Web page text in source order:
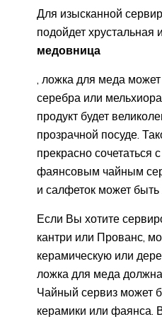
Для изысканной
подойдет хрустальная
медовница
, ложка для меда
серебра или
продукт будет
прозрачной посуде.
прекрасно
фаянсовым чайным
и салфеток может
Если Вы хотите
кантри или Прованс,
керамическую или
ложка для меда
Чайный сервиз может
керамики или фаянса.